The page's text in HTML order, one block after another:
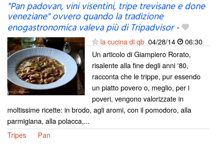
"Pan padovan, vini visentini, tripe trevisane e done
veneziane" ovvero quando la tradizione
enogastronomica valeva più di Tripadvisor-
la cucina di qb 04/28/14
06:30
Un articolo di Giampiero Rorato,
risalente alla fine degli anni '80,
racconta che le trippe, pur essendo
un piatto povero o, meglio, per i
poveri, vengono valorizzate in
moltissime ricette: in brodo, agli aromi, con il pomodoro, alla
parmigiana, alla polacca,...
Tripes
Pan